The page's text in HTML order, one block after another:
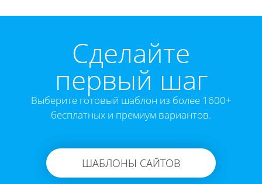
Cделайте
первый шаг
Выберите готовый шаблон из более 1600+
бесплатных и премиум вариантов.
ШАБЛОНЫ САЙТОВ